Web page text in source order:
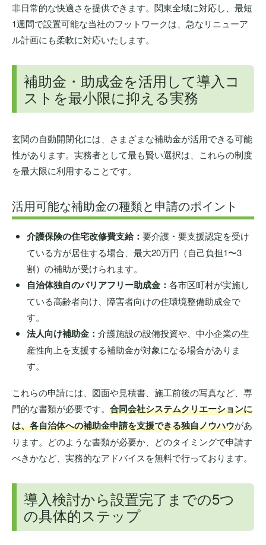
非日常的な快適さを提供できます。関東全域に対応し、最短
1週間で設置可能な当社のフットワークは、急なリニューア
ル計画にも柔軟に対応いたします。
補助金・助成金を活用して導入コ
ストを最小限に抑える実務
玄関の自動開閉化には、さまざまな補助金が活用できる可能
性があります。実務者として最も賢い選択は、これらの制度
を最大限に利用することです。
活用可能な補助金の種類と申請のポイント
介護保険の住宅改修費支給： 要介護・要支援認定を受け
ている方が居住する場合、最大20万円（自己負担1〜3
割）の補助が受けられます。
自治体独自のバリアフリー助成金： 各市区町村が実施し
ている高齢者向け、障害者向けの住環境整備助成金で
す。
法人向け補助金： 介護施設の設備投資や、中小企業の生
産性向上を支援する補助金が対象になる場合がありま
す。
これらの申請には、図面や見積書、施工前後の写真など、専
門的な書類が必要です。 合同会社システムクリエーションに
は、各自治体への補助金申請を支援できる独自ノウハウがあ
ります。どのような書類が必要か、どのタイミングで申請す
べきかなど、実務的なアドバイスを無料で行っております。
導入検討から設置完了までの5つ
の具体的ステップ